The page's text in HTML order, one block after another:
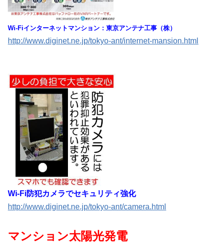
Wi-Fiインターネットマンション：東京アンテナ工事（株）
http://www.diginet.ne.jp/tokyo-ant/internet-mansion.html
Wi-Fi防犯カメラでセキュリティ強化
http://www.diginet.ne.jp/tokyo-ant/camera.html
マンション太陽光発電